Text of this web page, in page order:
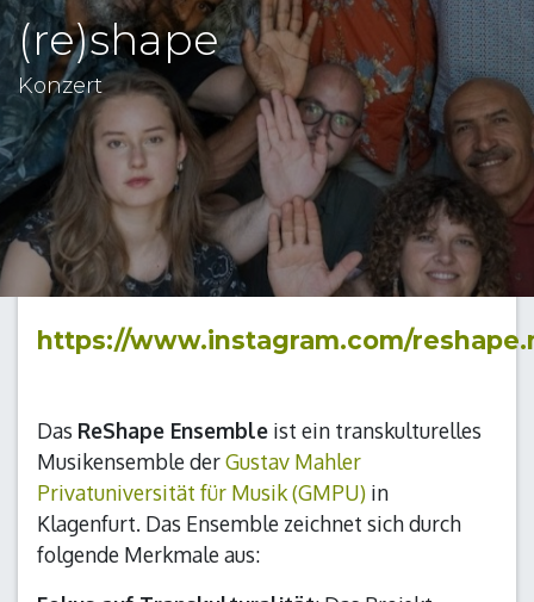
(re)shape
Konzert
https://www.instagram.com/
Das ReShape Ensemble ist ein transkulturelles
Musikensemble derGustav Mahler
Privatuniversität für Musik (GMPU) in
Klagenfurt. Das Ensemble zeichnet sich durch
folgende Merkmale aus: